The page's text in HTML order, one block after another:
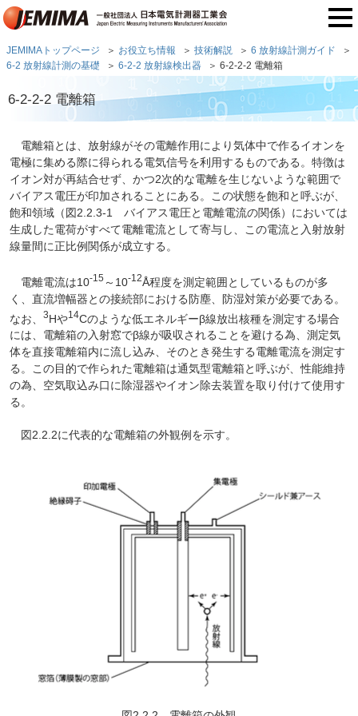
JEMIMAトップページ お役立ち情報 技術解説
6 放射線計測ガイド
6-2 放射線計測の基礎
6-2-2 放射線検出器 6-2-2-2 電離箱
6-2-2-2 電離箱
電離箱とは、放射線がその電離作用により気体中で作るイオンを
電極に集める際に得られる電気信号を利用するものである。特徴は
イオン対が再結合せず、かつ2次的な電離を生じないような範囲で
バイアス電圧が印加されることにある。この状態を飽和と呼ぶが、
飽和領域（図2.2.3-1 バイアス電圧と電離電流の関係）においては
生成した電荷がすべて電離電流として寄与し、この電流と入射放射
線量間に正比例関係が成立する。
電離電流は10-15 ～10-12Å程度を測定範囲としているものが多
く、直流増幅器との接続部における防塵、防湿対策が必要である。
なお、
3Hや14Cのような低エネルギーβ線放出核種を測定する場合
には、電離箱の入射窓でβ線が吸収されることを避ける為、測定気
体を直接電離箱内に流し込み、そのとき発生する電離電流を測定す
る。この目的で作られた電離箱は通気型電離箱と呼ぶが、性能維持
の為、空気取込み口に除湿器やイオン除去装置を取り付けて使用す
る。
図2.2.2に代表的な電離箱の外観例を示す。